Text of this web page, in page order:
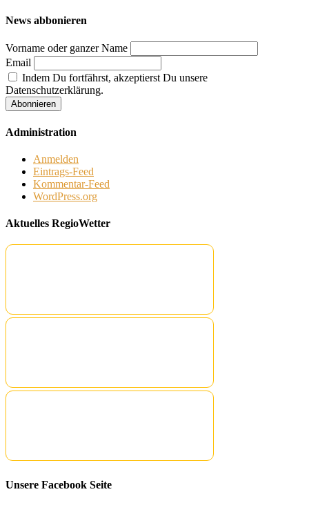
News abbonieren
Vorname oder ganzer Name
Email
Indem Du fortfährst, akzeptierst Du unsere
Datenschutzerklärung.
Administration
Anmelden
Eintrags-Feed
Kommentar-Feed
WordPress.org
Aktuelles RegioWetter
Unsere Facebook Seite